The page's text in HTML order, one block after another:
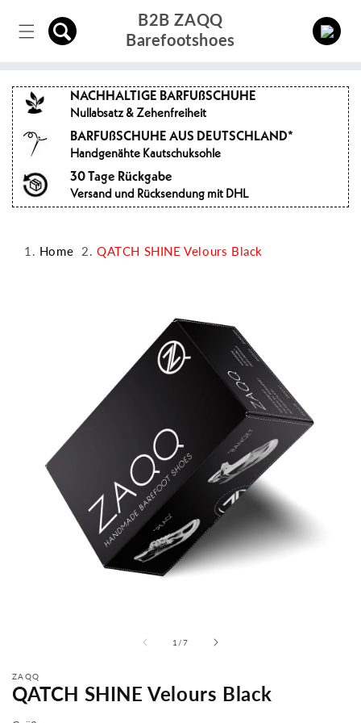
Inhalt
B2B ZAQQ
Barefootshoes
Einloggen
NACHHALTIGE BARFUßSCHUHE
Nullabsatz & Zehenfreiheit
BARFUßSCHUHE AUS DEUTSCHLAND*
Handgenähte Kautschuksohle
30 Tage Rückgabe
Versand und Rücksendung mit DHL
Home QATCH SHINE Velours Black
1 /von
7
ZAQQ
QATCH SHINE Velours Black